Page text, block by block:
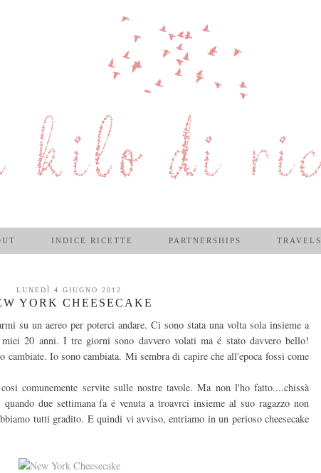
INDICE RICETTE PARTNERSHIPS TRAVELS
LUNEDÌ 4 GIUGNO 2012
YORK CHEESECAKE
su un aereo per poterci andare. Ci sono stata una volta sola insieme a
20 anni. I tre giorni sono davvero volati ma é stato davvero bello!
cambiate. Io sono cambiata. Mi sembra di capire che all'epoca fossi come
comunemente servite sulle nostre tavole. Ma non l'ho fatto....chissà
due settimana fa é venuta a troavrci insieme al suo ragazzo non
tutti gradito. E quindi vi avviso, entriamo in un perioso cheesecake